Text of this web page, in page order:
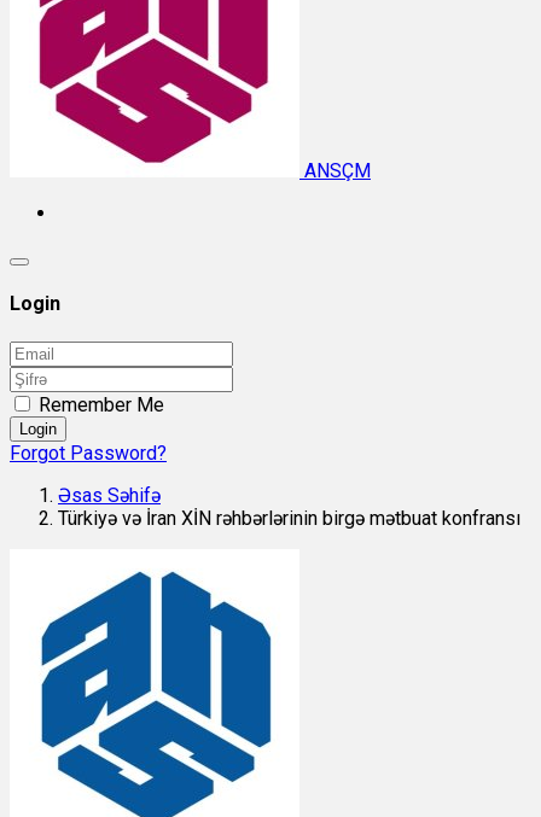
ANSÇM
Login
Remember Me
Login
Forgot Password?
Əsas Səhifə
Türkiyə və İran XİN rəhbərlərinin birgə mətbuat konfransı